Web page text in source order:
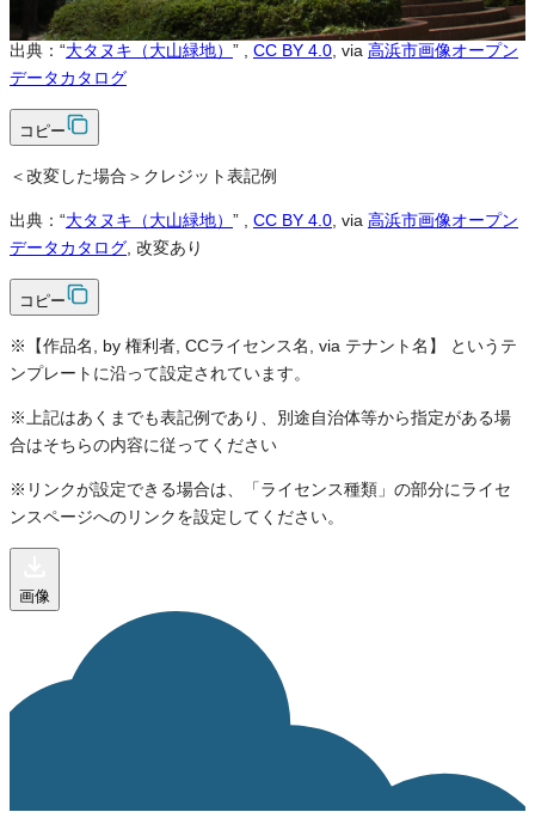
クレジット表記例
出典：“大タヌキ（大山緑地） ” CC BY 4.0 , via 高浜市画像オープン
データカタログ
コピー
＜改変した場合＞クレジット表記例
出典：“大タヌキ（大山緑地） ” CC BY 4.0 , via 高浜市画像オープン
データカタログ , 改変あり
コピー
※【作品名, by 権利者, CCライセンス名, via テナント名】 というテ
ンプレートに沿って設定されています。
※上記はあくまでも表記例であり、別途自治体等から指定がある場
合はそちらの内容に従ってください
※リンクが設定できる場合は、「ライセンス種類」の部分にライセ
ンスページへのリンクを設定してください。
画像